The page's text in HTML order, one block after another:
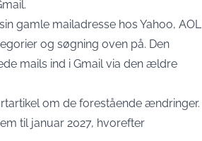
gamle mailadresse hos Yahoo, AOL
og søgning oven på. Den
mails ind i Gmail via den ældre
om de forestående ændringer.
til januar 2027, hvorefter